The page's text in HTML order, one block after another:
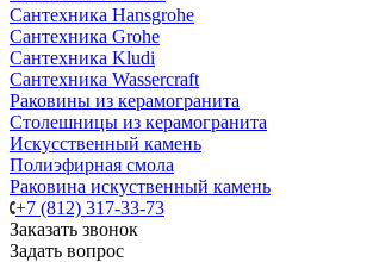
Сантехника Hansgrohe
Сантехника Grohe
Сантехника Kludi
Сантехника Wassercraft
Раковины из керамогранита
Столешницы из керамогранита
Искусственный камень
Полиэфирная смола
Раковина искуственный камень
+7 (812) 317-33-73
Заказать звонок
Задать вопрос